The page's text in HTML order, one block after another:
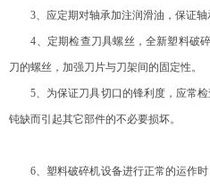
3 、应定期对轴承加注润滑油，保证轴
4 、定期检查刀具螺丝，全新塑料破
刀的螺丝，加强刀片与刀架间的固定性。
5 、为保证刀具切口的锋利度，应常
钝缺而引起其它部件的不必要损坏。
6 、塑料破碎机设备进行正常的运作